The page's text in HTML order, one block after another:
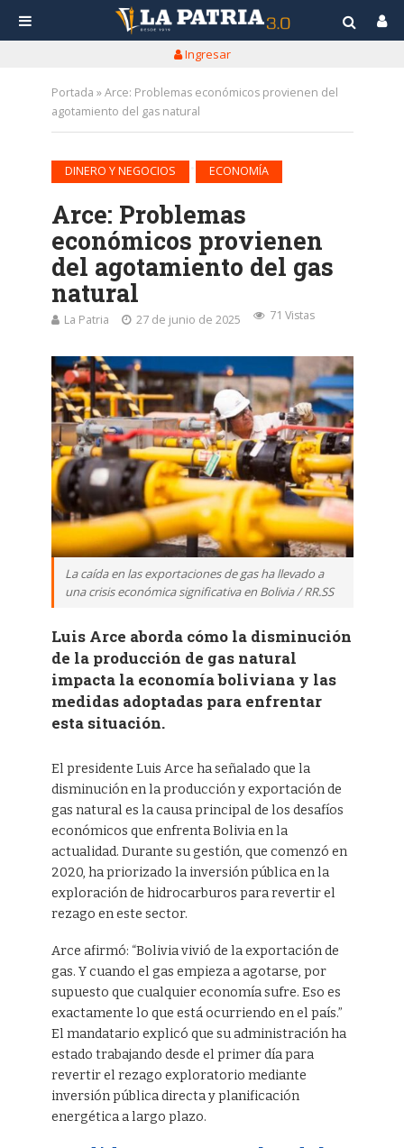
Ingresar
Portada »Arce: Problemas económicos provienen del
agotamiento del gas natural
DINERO Y NEGOCIOS ECONOMÍA
Arce: Problemas
económicos provienen
del agotamiento del gas
natural
La Patria 27 de junio de 2025 71 Vistas
La caída en las exportaciones de gas ha llevado a
una crisis económica significativa en Bolivia / RR.SS
Luis Arce aborda cómo la disminución
de la producción de gas natural
impacta la economía boliviana y las
medidas adoptadas para enfrentar
esta situación.
El presidente Luis Arce ha señalado que la
disminución en la producción y exportación de
gas natural es la causa principal de los desafíos
económicos que enfrenta Bolivia en la
actualidad. Durante su gestión, que comenzó en
2020, ha priorizado la inversión pública en la
exploración de hidrocarburos para revertir el
rezago en este sector.
Arce afirmó: “Bolivia vivió de la exportación de
gas. Y cuando el gas empieza a agotarse, por
supuesto que cualquier economía sufre. Eso es
exactamente lo que está ocurriendo en el país.”
El mandatario explicó que su administración ha
estado trabajando desde el primer día para
revertir el rezago exploratorio mediante
inversión pública directa y planificación
energética a largo plazo.